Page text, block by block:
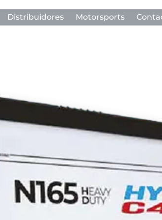
Distribuidores Motorsports